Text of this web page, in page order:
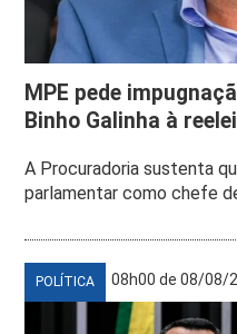
MPE pede
Binho Galinha à
A Procuradoria sustenta
parlamentar como chefe
POLÍTICA 08h00 de 08/08/